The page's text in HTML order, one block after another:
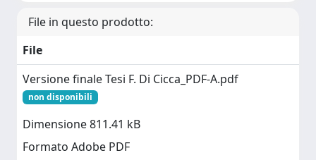
File in questo prodotto:
File
Versione finale Tesi F. Di Cicca_PDF-A.pdf
non disponibili
Dimensione 811.41 kB
Formato Adobe PDF